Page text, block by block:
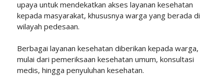
upaya untuk mendekatkan akses layanan kesehatan
kepada masyarakat, khususnya warga yang berada di
wilayah pedesaan.
Berbagai layanan kesehatan diberikan kepada warga,
mulai dari pemeriksaan kesehatan umum, konsultasi
medis, hingga penyuluhan kesehatan.